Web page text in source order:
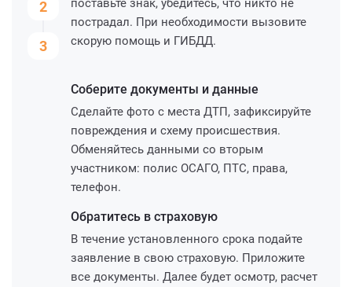
2
3
поставьте знак, убедитесь, что никто не
пострадал. При необходимости вызовите
скорую помощь и ГИБДД.
Соберите документы и данные
Сделайте фото с места ДТП, зафиксируйте
повреждения и схему происшествия.
Обменяйтесь данными со вторым
участником: полис ОСАГО, ПТС, права,
телефон.
Обратитесь в страховую
В течение установленного срока подайте
заявление в свою страховую. Приложите
все документы. Далее будет осмотр, расчет